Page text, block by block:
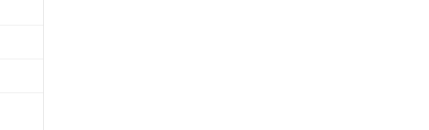
ク
」をご確認ください。
漏洩または開示しないようお願いしま
ついて、当社および当社の共同利用者
要な範囲で利用することをご了承くだ
ます。
します。
境に深刻な影響を及ぼさない年数を意
び3の内容を当該第三者に通知します。
るおそれがある場合は、取り引きをい
、またはお客様担当のオムロン制御
種